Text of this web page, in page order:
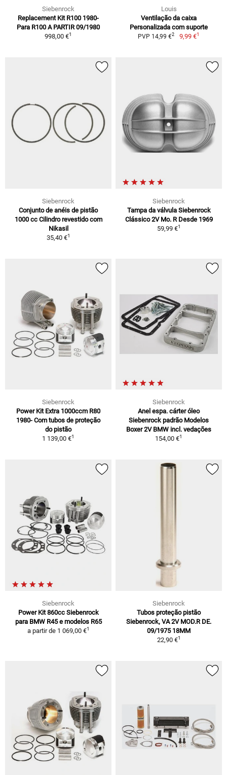
Siebenrock
Replacement Kit R100 1980-
Para R100 A PARTIR 09/1980
998,00 €1
Louis
Ventilação da caixa
Personalizada com suporte
PVP 14,99 €2 9,99 €1
Siebenrock
Conjunto de anéis de pistão
1000 cc Cilindro revestido com
Nikasil
35,40 €1
Siebenrock
Tampa da válvula Siebenrock
Clássico 2V Mo. R Desde 1969
59,99 €1
Siebenrock
Power Kit Extra 1000ccm R80
1980- Com tubos de proteção
do pistão
1 139,00 €1
Siebenrock
Anel espa. cárter óleo
Siebenrock padrão Modelos
Boxer 2V BMW incl. vedações
154,00 €1
Siebenrock
Power Kit 860cc Siebenrock
para BMW R45 e modelos R65
a partir de 1 069,00 €1
Siebenrock
Tubos proteção pistão
Siebenrock, VA 2V MOD.R DE.
09/1975 18MM
22,90 €1